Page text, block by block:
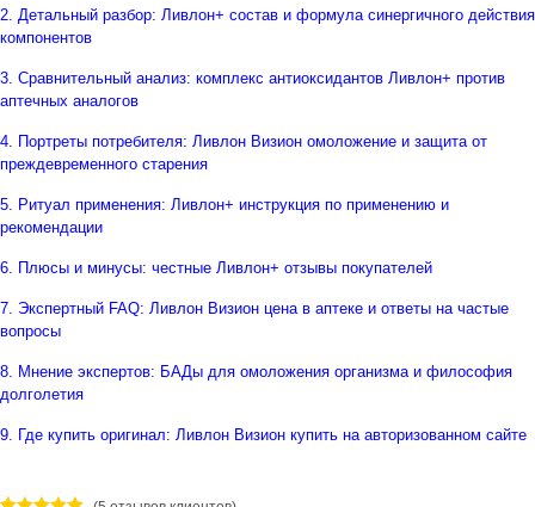
2. Детальный разбор: Ливлон+ состав и формула синергичного действия
компонентов
3. Сравнительный анализ: комплекс антиоксидантов Ливлон+ против
аптечных аналогов
4. Портреты потребителя: Ливлон Визион омоложение и защита от
преждевременного старения
5. Ритуал применения: Ливлон+ инструкция по применению и
рекомендации
6. Плюсы и минусы: честные Ливлон+ отзывы покупателей
7. Экспертный FAQ: Ливлон Визион цена в аптеке и ответы на частые
вопросы
8. Мнение экспертов: БАДы для омоложения организма и философия
долголетия
9. Где купить оригинал: Ливлон Визион купить на авторизованном сайте